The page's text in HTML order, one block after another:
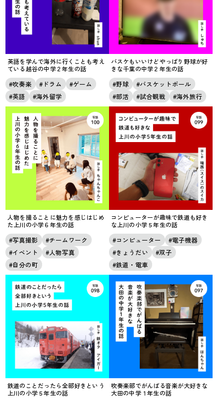
英語を学んで海外に行くことも考え
ている越谷の中学２年生の話
吹奏楽 ドラム
ゲーム
英語
海外留学
バスケもいいけどやっぱり野球が好
きな千葉の中学２年生の話
野球
バスケットボール
部活
試合観戦 海外旅行
人物を撮ることに魅力を感じはじめ
た上川の小学６年生の話
写真撮影
チームワーク
イベント
人物写真
自分の町
コンピューターが趣味で鉄道も好き
な上川の小学５年生の話
コンピューター
電子機器
きょうだい
双子
鉄道・電車
鉄道のことだったら全部好きという
上川の小学５年生の話
吹奏楽部でがんばる音楽が大好きな
大田の中学１年生の話